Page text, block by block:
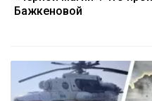
Бажкеновой